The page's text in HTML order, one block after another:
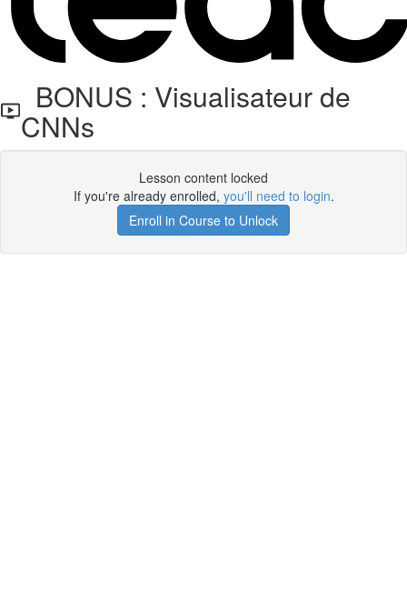
BONUS : Visualisateur de
CNNs
Lesson content locked
If you're already enrolled, you'll need to login.
Enroll in Course to Unlock